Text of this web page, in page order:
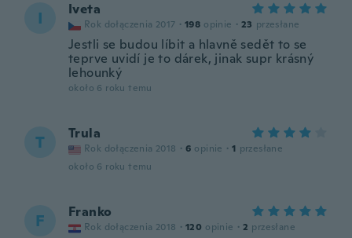
I Iveta
Rok dołączenia 2017 · 198 opinie · 23 przesłane
Jestli se budou líbit a hlavně sedět to se
teprve uvidí je to dárek, jinak supr krásný
lehounký
około 6 roku temu
T Trula
Rok dołączenia 2018 · 6 opinie · 1 przesłane
około 6 roku temu
F Franko
Rok dołączenia 2018 · 120 opinie · 2 przesłane